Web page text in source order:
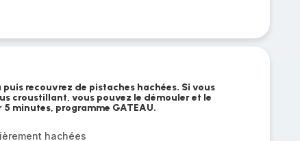
recouvrez de pistaches hachées. Si vous
croustillant, vous pouvez le démouler et le
minutes, programme GATEAU.
hachées